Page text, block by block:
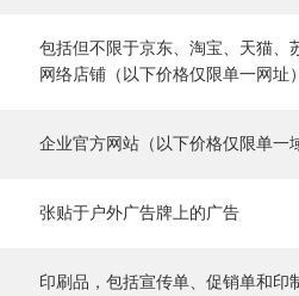
包括但不限于京东、淘宝、天猫、
网络店铺（以下价格仅限单一网址
企业官方网站（以下价格仅限单一
张贴于户外广告牌上的广告
印刷品，包括宣传单、促销单和印